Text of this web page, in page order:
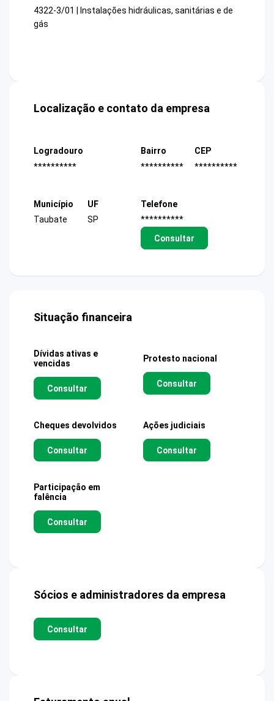
4322-3/01 | Instalações hidráulicas, sanitárias e de
gás
Localização e contato da empresa
Logradouro
**********
Bairro
**********
CEP
**********
Município
Taubate
UF
SP
Telefone
**********
Consultar
Situação financeira
Dívidas ativas e
vencidas
Consultar
Protesto nacional
Consultar
Cheques devolvidos
Consultar
Ações judiciais
Consultar
Participação em
falência
Consultar
Sócios e administradores da empresa
Consultar